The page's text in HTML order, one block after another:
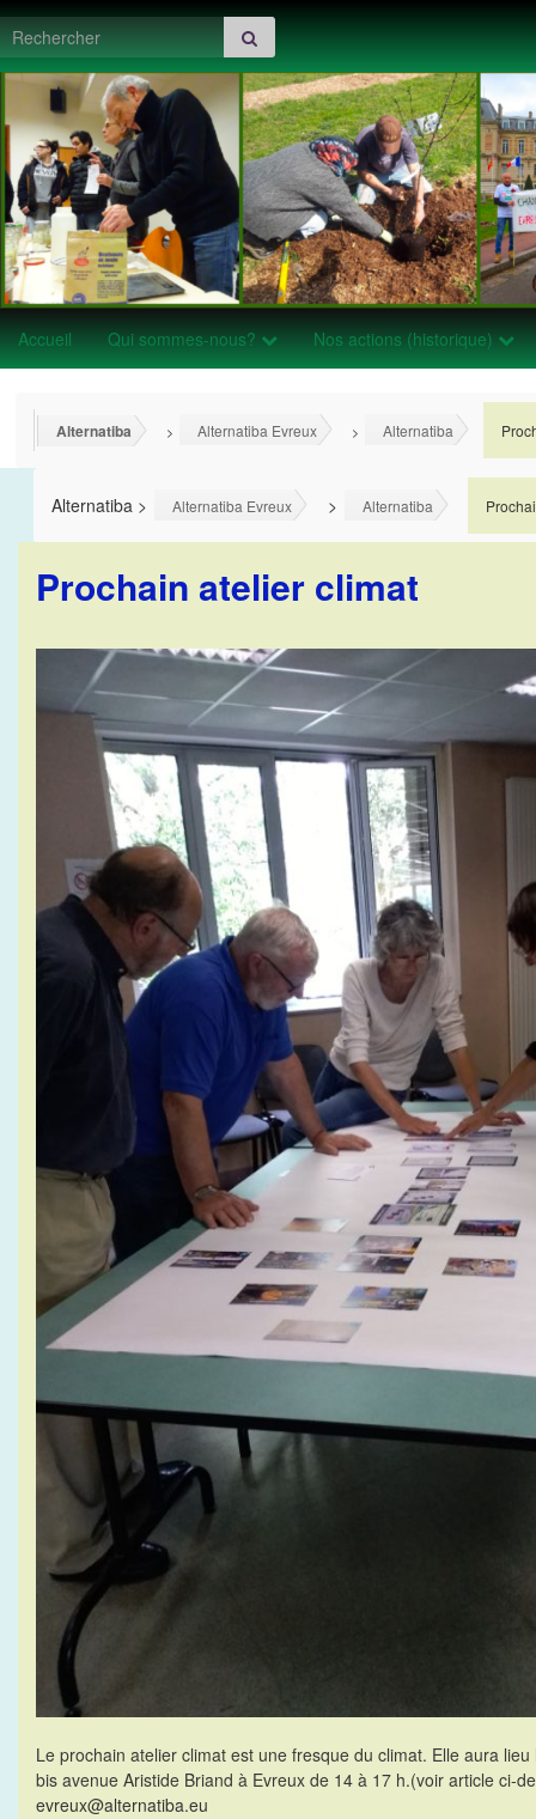
Search for:
Accueil Qui sommes-nous? Nos actions (historique)
Alternatiba > Alternatiba Evreux > Alternatiba
Alternatiba > Alternatiba Evreux > Alternatiba
Prochain atelier climat
Le prochain atelier climat est une fresque du climat. Elle aura
bis avenue Aristide Briand à Evreux de 14 à 17 h.(voir article ci-
evreux@alternatiba.eu